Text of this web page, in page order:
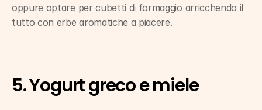
oppure optare per cubetti di formaggio arricchendo il
tutto con erbe aromatiche a piacere.
5. Yogurt greco e miele